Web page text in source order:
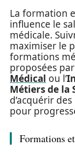
La formation
influence le
médicale.
maximiser le
formations
proposées par
Médical ou l’
Métiers de la
d’acquérir
pour
Formations